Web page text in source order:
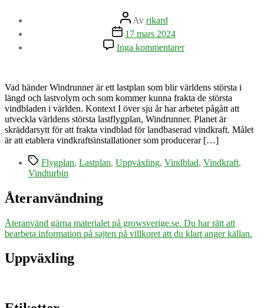
Inläggsförfattare
Av rikard
Inläggsdatum
17 mars 2024
Inga kommentarertill
Världens
ska
transportera
vindturbiner
Vad händer Windrunner är ett lastplan som blir världens största i
längd och lastvolym och som kommer kunna frakta de största
vindbladen i världen. Kontext I över sju år har arbetet pågått att
utveckla världens största lastflygplan, Windrunner. Planet är
skräddarsytt för att frakta vindblad för landbaserad vindkraft. Målet
är att etablera vindkraftsinstallationer som producerar […]
Etiketter
Flygplan, Lastplan, Uppväxling, Vindblad, Vindkraft,
Vindturbin
Återanvändning
Återanvänd gärna materialet på growsverige.se. Du har rätt att
bearbeta information på sajten på villkoret att du klart anger källan.
Uppväxling